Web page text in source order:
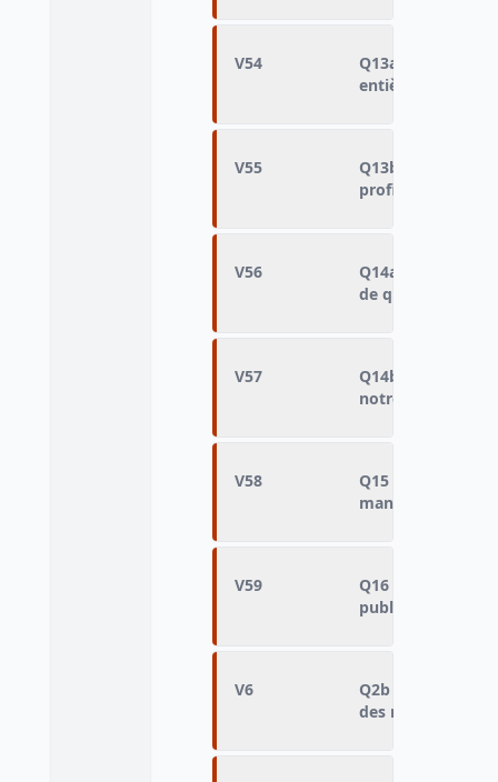
V54
Q13a - Il y a peu
entièrement
V55
Q13b - Si vous
profitent de vous
V56
Q14a -
de quelqu'un
V57
Q14b -
notre faveur
V58
Q15 - Les
manière juste
V59
Q16 - Les gens
publiques selon
V6
Q2b -
des